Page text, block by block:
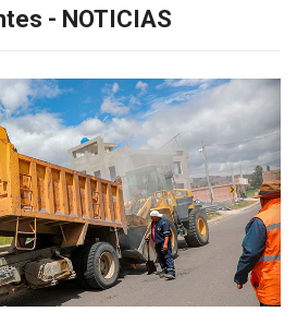
- NOTICIAS